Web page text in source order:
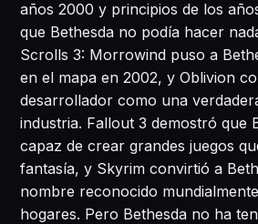
años 2000 y principios de los
que Bethesda no podía hacer
Scrolls 3: Morrowind puso a
en el mapa en 2002, y Oblivion
desarrollador como una
industria. Fallout 3 demostró que
capaz de crear grandes juegos
fantasía, y Skyrim convirtió a
nombre reconocido
hogares. Pero Bethesda no ha